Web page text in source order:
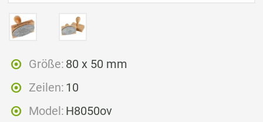
Größe: 80 x 50 mm
Zeilen: 10
Model: H8050ov